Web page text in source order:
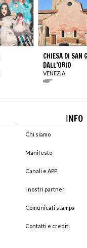
CHIESA DI SAN
DALL’ORIO
VENEZIA
INFO
Chi siamo
Manifesto
Canali e APP
I nostri partner
Comunicati stampa
Contatti e crediti